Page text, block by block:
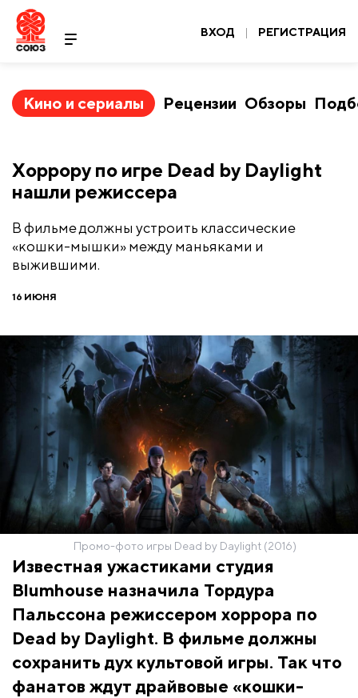
ВХОД | РЕГИСТРАЦИЯ
Кино и сериалы Рецензии Обзоры
Хоррору по игре Dead by Daylight
нашли режиссера
В фильме должны устроить классические
«кошки-мышки» между маньяками и
выжившими.
16 ИЮНЯ
Промо-фото игры Dead by Daylight (2016)
Известная ужастиками студия
Blumhouse назначила Тордура
Пальссона режиссером хоррора по
Dead by Daylight. В фильме должны
сохранить дух культовой игры. Так что
фанатов ждут драйвовые «кошки-